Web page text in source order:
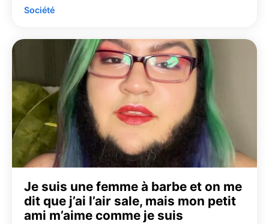
Société
Je suis une femme à barbe et on me
dit que j’ai l’air sale, mais mon petit
ami m’aime comme je suis